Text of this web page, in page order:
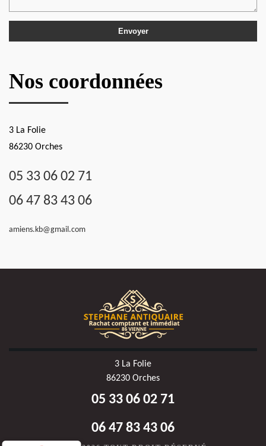
Nos coordonnées
3 La Folie
86230 Orches
05 33 06 02 71
06 47 83 43 06
amiens.kb@gmail.com
3 La Folie
86230 Orches
05 33 06 02 71
06 47 83 43 06